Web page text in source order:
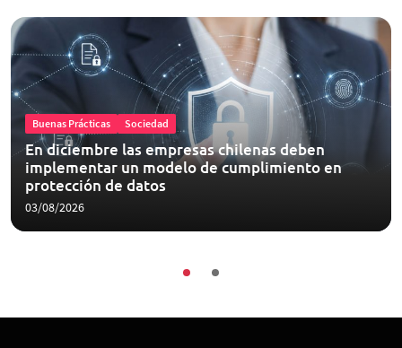
Buenas Prácticas Sociedad
En diciembre las empresas chilenas deben
implementar un modelo de cumplimiento en
protección de datos
03/08/2026